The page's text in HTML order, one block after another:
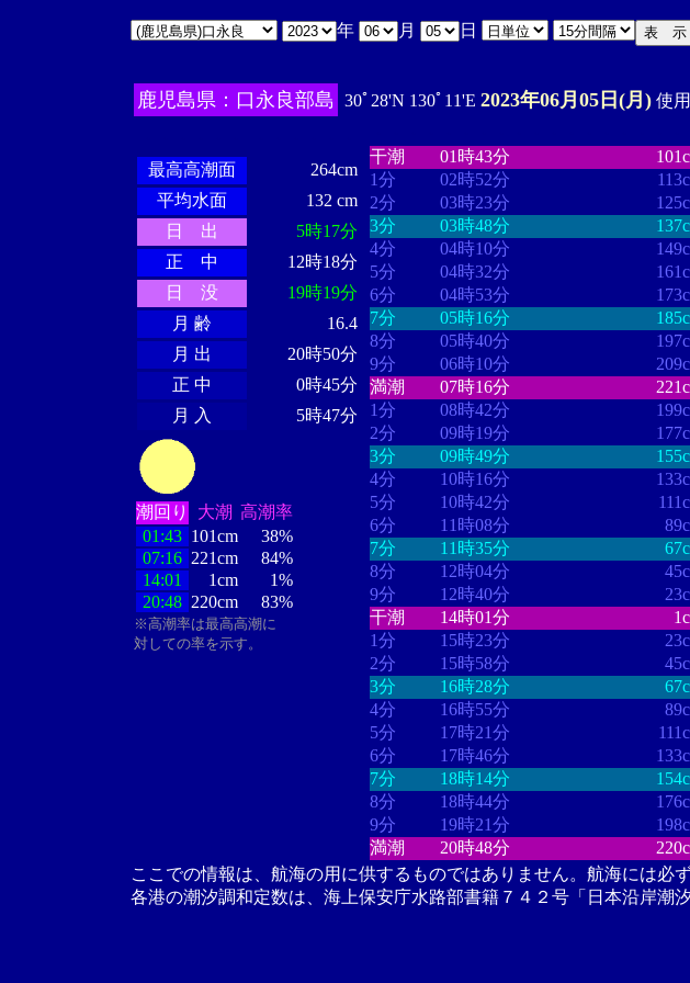
年 月 日
鹿児島県：口永良部島 30ﾟ28'N 130ﾟ11'E 2023年06月05日(月) 使
最高高潮面
264cm
平均水面
132 cm
日 出
5時17分
正 中
12時18分
日 没
19時19分
月 齢
16.4
月 出
20時50分
正 中
0時45分
月 入
5時47分
潮回り 大潮 高潮率
01:43 101cm
38%
07:16 221cm
84%
14:01
1cm
1%
20:48 220cm 83%
※高潮率は最高高潮に
対しての率を示す。
干潮
01時43分
1分
02時52分
2分
03時23分
3分
03時48分
4分
04時10分
5分
04時32分
6分
04時53分
7分
05時16分
8分
05時40分
9分
06時10分
満潮
07時16分
1分
08時42分
2分
09時19分
3分
09時49分
4分
10時16分
5分
10時42分
6分
11時08分
7分
11時35分
8分
12時04分
9分
12時40分
干潮
14時01分
1分
15時23分
2分
15時58分
3分
16時28分
4分
16時55分
5分
17時21分
6分
17時46分
7分
18時14分
8分
18時44分
9分
19時21分
満潮
20時48分
ここでの情報は、航海の用に供するものではありません。航海には必
各港の潮汐調和定数は、海上保安庁水路部書籍７４２号「日本沿岸潮